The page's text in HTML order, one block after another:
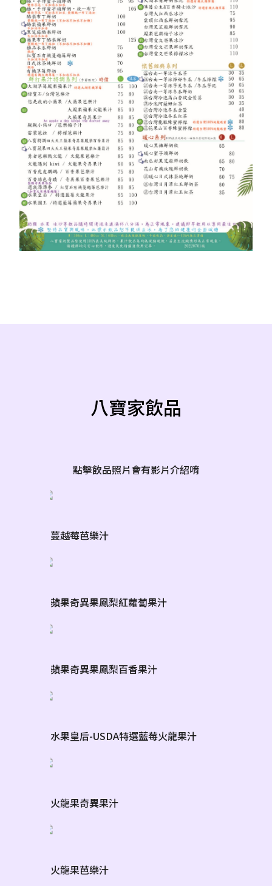
八寶家飲品
點擊飲品照片會有影片介紹唷
蔓越莓芭樂汁
蘋果奇異果鳳梨紅蘿蔔果汁
蘋果奇異果鳳梨百香果汁
水果皇后-USDA特選藍莓火龍果汁
火龍果奇異果汁
火龍果芭樂汁